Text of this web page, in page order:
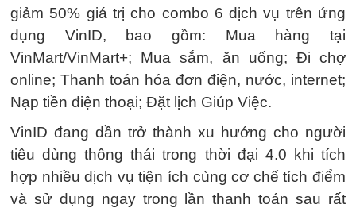
giảm 50% giá trị cho combo 6 dịch vụ trên ứng
dụng VinID, bao gồm: Mua hàng tại
VinMart/VinMart+; Mua sắm, ăn uống; Đi chợ
online; Thanh toán hóa đơn điện, nước, internet;
Nạp tiền điện thoại; Đặt lịch Giúp Việc.
VinID đang dần trở thành xu hướng cho người
tiêu dùng thông thái trong thời đại 4.0 khi tích
hợp nhiều dịch vụ tiện ích cùng cơ chế tích điểm
và sử dụng ngay trong lần thanh toán sau rất